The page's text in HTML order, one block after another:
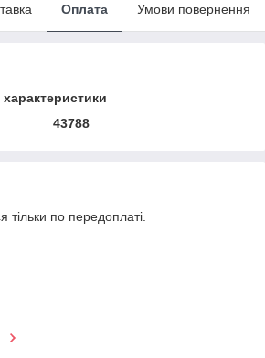
Оплата Умови повернення
43788
тільки по передоплаті.